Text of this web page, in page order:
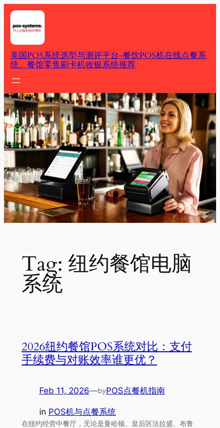
Skip
content
美国POS系统选型与测评平台-餐饮POS机在线点餐系
统、餐馆零售刷卡机收银系统推荐
Tag: 纽约餐馆电脑
系统
2026纽约餐馆POS系统对比：支付
手续费与对账效率谁更优？
Feb 11, 2026—byPOS点餐机指南
in POS机与点餐系统
在纽约经营中餐厅，无论是曼哈顿、皇后区法拉盛、布鲁